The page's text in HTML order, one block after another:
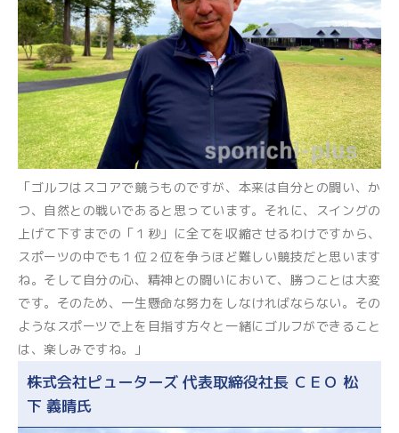
「ゴルフはスコアで競うものですが、本来は自分との闘い、か
つ、自然との戦いであると思っています。それに、スイングの
上げて下すまでの「１秒」に全てを収縮させるわけですから、
スポーツの中でも１位２位を争うほど難しい競技だと思います
ね。そして自分の心、精神との闘いにおいて、勝つことは大変
です。そのため、一生懸命な努力をしなければならない。その
ようなスポーツで上を目指す方々と一緒にゴルフができること
は、楽しみですね。」
株式会社ピューターズ 代表取締役社長 ＣＥＯ 松
下 義晴氏